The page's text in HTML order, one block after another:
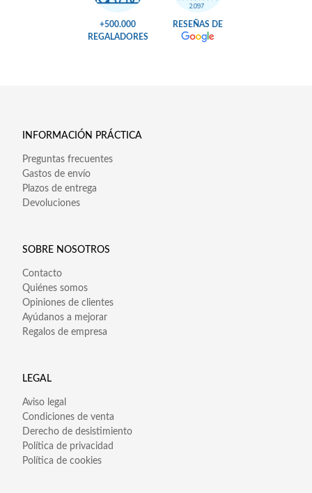
+500.000
REGALADORES
2.097
RESEÑAS DE
INFORMACIÓN PRÁCTICA
Preguntas frecuentes
Gastos de envío
Plazos de entrega
Devoluciones
SOBRE NOSOTROS
Contacto
Quiénes somos
Opiniones de clientes
Ayúdanos a mejorar
Regalos de empresa
LEGAL
Aviso legal
Condiciones de venta
Derecho de desistimiento
Política de privacidad
Política de cookies